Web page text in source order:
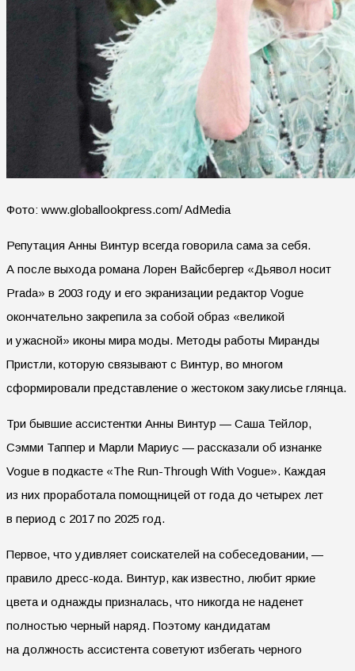
Фото: www.globallookpress.com/ AdMedia
Репутация Анны Винтур всегда говорила сама за себя.
А после выхода романа Лорен Вайсбергер «Дьявол носит
Prada» в 2003 году и его экранизации редактор Vogue
окончательно закрепила за собой образ «великой
и ужасной» иконы мира моды. Методы работы Миранды
Пристли, которую связывают с Винтур, во многом
сформировали представление о жестоком закулисье глянца.
Три бывшие ассистентки Анны Винтур — Саша Тейлор,
Сэмми Таппер и Марли Мариус — рассказали об изнанке
Vogue в подкасте «The Run-Through With Vogue». Каждая
из них проработала помощницей от года до четырех лет
в период с 2017 по 2025 год.
Первое, что удивляет соискателей на собеседовании, —
правило дресс-кода. Винтур, как известно, любит яркие
цвета и однажды призналась, что никогда не наденет
полностью черный наряд. Поэтому кандидатам
на должность ассистента советуют избегать черного